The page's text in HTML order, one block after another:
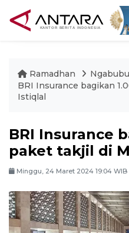
Ramadhan
BRI Insurance bagikan
Istiqlal
BRI Insurance
paket takjil di
Minggu, 24 Maret 2024 19:04 WIB